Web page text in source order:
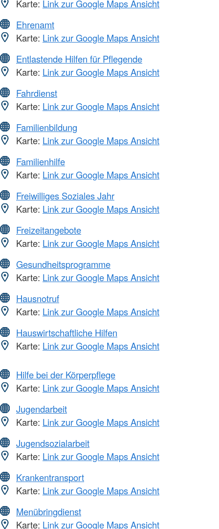
Karte: Link zur Google Maps Ansicht
Ehrenamt
Karte: Link zur Google Maps Ansicht
Entlastende Hilfen für Pflegende
Karte: Link zur Google Maps Ansicht
Fahrdienst
Karte: Link zur Google Maps Ansicht
Familienbildung
Karte: Link zur Google Maps Ansicht
Familienhilfe
Karte: Link zur Google Maps Ansicht
Freiwilliges Soziales Jahr
Karte: Link zur Google Maps Ansicht
Freizeitangebote
Karte: Link zur Google Maps Ansicht
Gesundheitsprogramme
Karte: Link zur Google Maps Ansicht
Hausnotruf
Karte: Link zur Google Maps Ansicht
Hauswirtschaftliche Hilfen
Karte: Link zur Google Maps Ansicht
Hilfe bei der Körperpflege
Karte: Link zur Google Maps Ansicht
Jugendarbeit
Karte: Link zur Google Maps Ansicht
Jugendsozialarbeit
Karte: Link zur Google Maps Ansicht
Krankentransport
Karte: Link zur Google Maps Ansicht
Menübringdienst
Karte: Link zur Google Maps Ansicht